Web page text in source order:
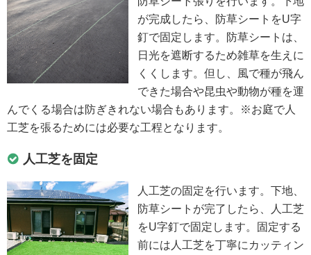
が完成したら、防草シートをU字
釘で固定します。防草シートは、
日光を遮断するため雑草を生えに
くくします。但し、風で種が飛ん
できた場合や昆虫や動物が種を運
んでくる場合は防ぎきれない場合もあります。※お庭で人
工芝を張るためには必要な工程となります。
人工芝を固定
人工芝の固定を行います。下地、
防草シートが完了したら、人工芝
をU字釘で固定します。固定する
前には人工芝を丁寧にカッティン